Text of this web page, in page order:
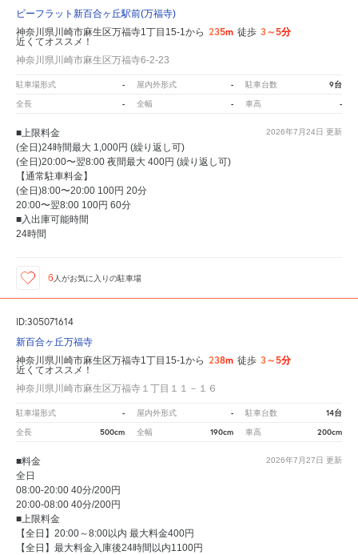
ビーフラット新百合ヶ丘駅前(万福寺)
神奈川県川崎市麻生区万福寺1丁目15-1から 235m 徒歩 3～5分
近くてオススメ！
神奈川県川崎市麻生区万福寺6-2-23
駐車場形式 - 屋内外形式 - 駐車台数 9台
全長 - 全幅 - 車高 -
2026年7月24日 更新
■上限料金
(全日)24時間最大 1,000円 (繰り返し可)
(全日)20:00〜翌8:00 夜間最大 400円 (繰り返し可)
【通常駐車料金】
(全日)8:00〜20:00 100円 20分
20:00〜翌8:00 100円 60分
■入出庫可能時間
24時間
6 人がお気に入りの駐車場
ID:305071614
新百合ヶ丘万福寺
神奈川県川崎市麻生区万福寺1丁目15-1から 238m 徒歩 3～5分
近くてオススメ！
神奈川県川崎市麻生区万福寺１丁目１１－１６
駐車場形式 - 屋内外形式 - 駐車台数 14台
全長 500cm 全幅 190cm 車高 200cm
2026年7月27日 更新
■料金
全日
08:00-20:00 40分/200円
20:00-08:00 40分/200円
■上限料金
【全日】20:00～8:00以内 最大料金400円
【全日】最大料金入庫後24時間以内1100円